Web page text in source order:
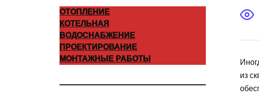
из
ОТОПЛЕНИЕ
КОТЕЛЬНАЯ
ВОДОСНАБЖЕНИЕ
ПРОЕКТИРОВАНИЕ
МОНТАЖНЫЕ РАБОТЫ